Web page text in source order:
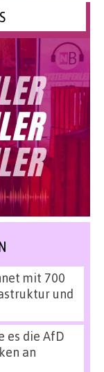
mit 700
und
es die AfD
an